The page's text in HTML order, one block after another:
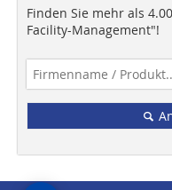
Finden Sie mehr als
Facility-Management"!